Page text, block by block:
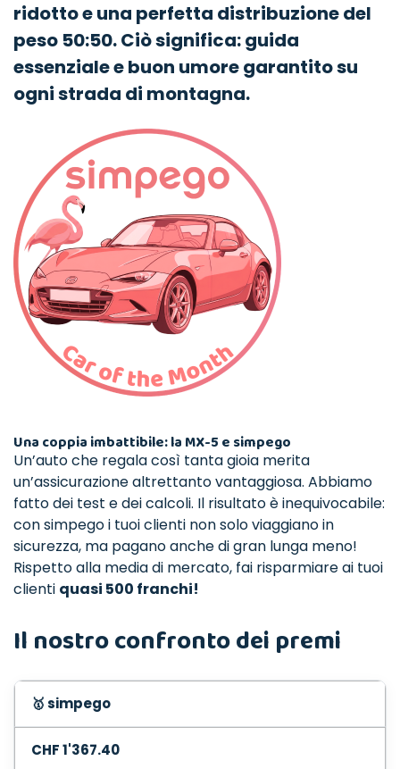
ridotto e una perfetta distribuzione del
peso 50:50. Ciò significa: guida
essenziale e buon umore garantito su
ogni strada di montagna.
Una coppia imbattibile: la MX-5 e simpego
Un’auto che regala così tanta gioia merita
un’assicurazione altrettanto vantaggiosa. Abbiamo
fatto dei test e dei calcoli. Il risultato è inequivocabile:
con simpego i tuoi clienti non solo viaggiano in
sicurezza, ma pagano anche di gran lunga meno!
Rispetto alla media di mercato, fai risparmiare ai tuoi
clienti quasi 500 franchi!
Il nostro confronto dei premi
🥇 simpego
CHF 1'367.40